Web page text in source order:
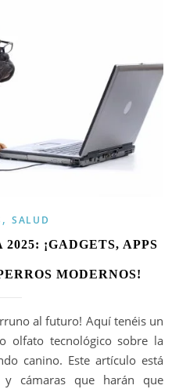
, SALUD
¡GADGETS, APPS
MODERNOS!
olfato tecnológico sobre la
canino. Este artículo está
y cámaras que harán que